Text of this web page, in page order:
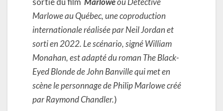
Marlowe au Québec, une coproduction
internationale réalisée par Neil Jordan et
sorti en 2022. Le scénario, signé William
Monahan, est adapté du roman The Black-
Eyed Blonde de John Banville qui met en
scène le personnage de Philip Marlowe créé
par Raymond Chandler.)